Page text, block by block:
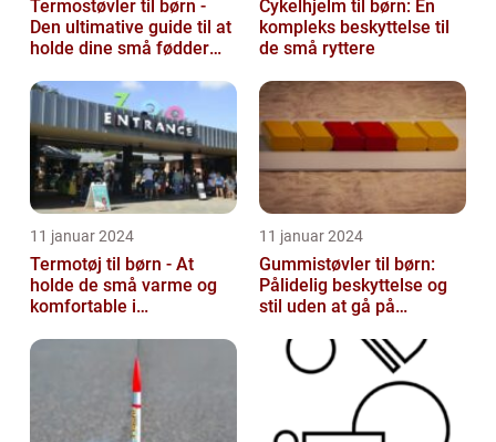
Termostøvler til børn -
Den ultimative guide til at
holde dine små fødder
Cykelhjelm til børn: En
kompleks beskyttelse til
de små ryttere
11 januar 2024
Termotøj til børn - At
holde de små varme og
komfortable i
11 januar 2024
Gummistøvler til børn:
Pålidelig beskyttelse og
stil uden at gå på